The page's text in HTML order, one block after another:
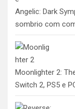
Angelic: Dark
sombrio com
Moonlighter 2:
Switch 2, PS5 e